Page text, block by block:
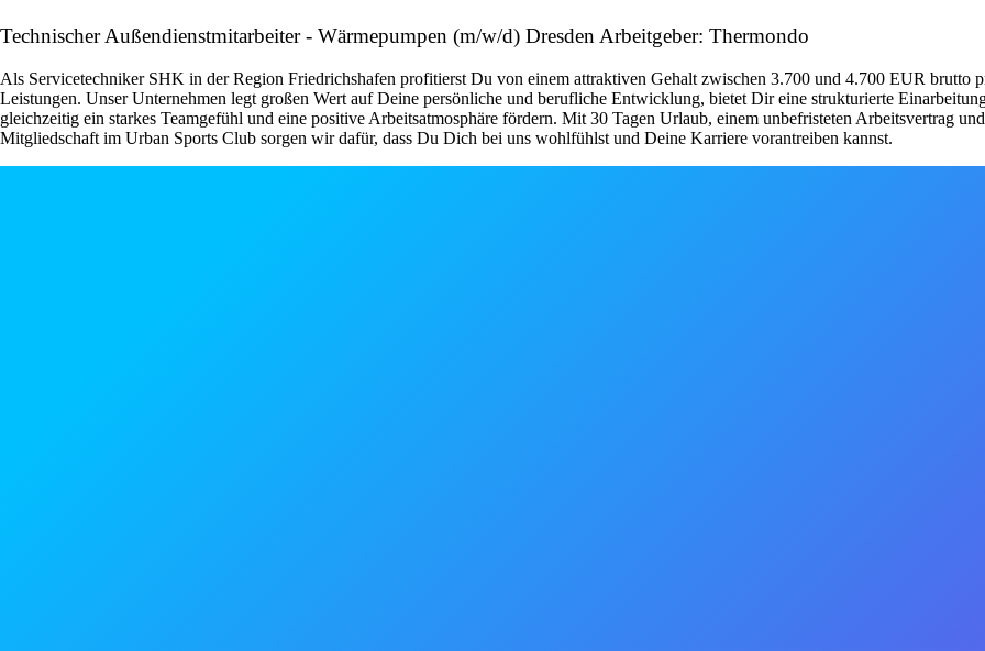
Technischer Außendienstmitarbeiter - Wärmepumpen (m/w/d) Dresden Arbeitgeber: Thermondo
Als Servicetechniker SHK in der Region Friedrichshafen profitierst Du von einem attraktiven Gehalt zwischen 3.700 und 4.700 EUR brutto
Leistungen. Unser Unternehmen legt großen Wert auf Deine persönliche und berufliche Entwicklung, bietet Dir eine strukturierte
gleichzeitig ein starkes Teamgefühl und eine positive Arbeitsatmosphäre fördern. Mit 30 Tagen Urlaub, einem unbefristeten Arbeitsvertrag
Mitgliedschaft im Urban Sports Club sorgen wir dafür, dass Du Dich bei uns wohlfühlst und Deine Karriere vorantreiben kannst.